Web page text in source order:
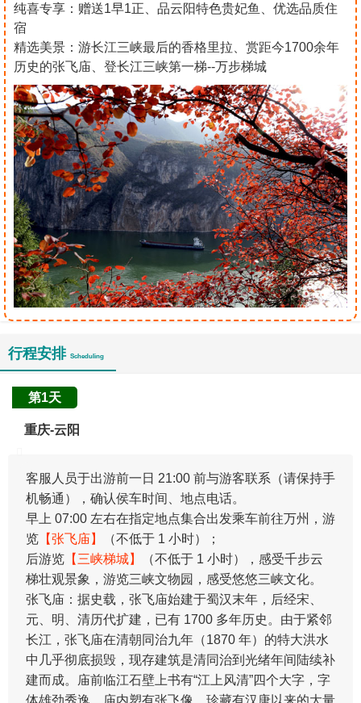
纯喜专享：赠送1早1正、品云阳特色贵妃鱼、优选品质住
宿
精选美景：游长江三峡最后的香格里拉、赏距今1700余年
历史的张飞庙、登长江三峡第一梯--万步梯城
行程安排 Scheduling
第1天
重庆-云阳
客服人员于出游前一日 21:00 前与游客联系（请保持手
机畅通），确认侯车时间、地点电话。
早上 07:00 左右在指定地点集合出发乘车前往万州，游
览 【张飞庙】
（不低于 1 小时）；
后游览 【三峡梯城】
（不低于 1 小时），感受千步云
梯壮观景象，游览三峡文物园，感受悠悠三峡文化。
张飞庙：据史载，张飞庙始建于蜀汉末年，后经宋、
元、明、清历代扩建，已有 1700 多年历史。由于紧邻
长江，张飞庙在清朝同治九年（1870 年）的特大洪水
中几乎彻底损毁，现存建筑是清同治到光绪年间陆续补
建而成。庙前临江石壁上书有“江上风清”四个大字，字
体雄劲秀逸。庙内塑有张飞像，珍藏有汉唐以来的大量